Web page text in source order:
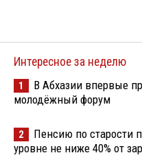
Интересное за неделю
1
В Абхазии впервые
молодёжный форум
2
Пенсию по старости
уровне не ниже 40% от